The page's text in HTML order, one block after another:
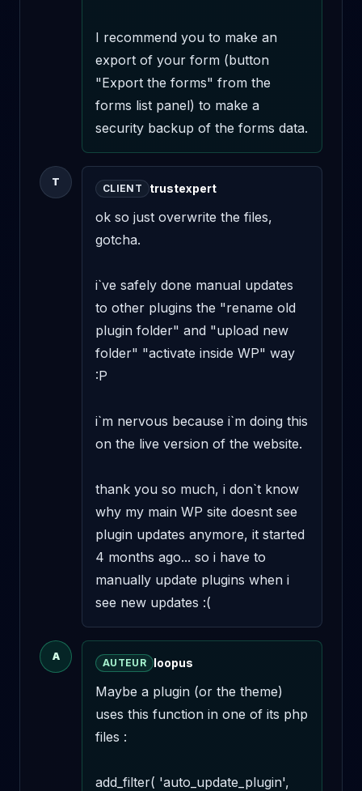
I recommend you to make an
export of your form (button
"Export the forms" from the
forms list panel) to make a
security backup of the forms data.
T
CLIENT trustexpert
ok so just overwrite the files,
gotcha.
i`ve safely done manual updates
to other plugins the "rename old
plugin folder" and "upload new
folder" "activate inside WP" way
:P
i`m nervous because i`m doing this
on the live version of the website.
thank you so much, i don`t know
why my main WP site doesnt see
plugin updates anymore, it started
4 months ago... so i have to
manually update plugins when i
see new updates :(
A
AUTEUR loopus
Maybe a plugin (or the theme)
uses this function in one of its php
files :
add_filter( 'auto_update_plugin',